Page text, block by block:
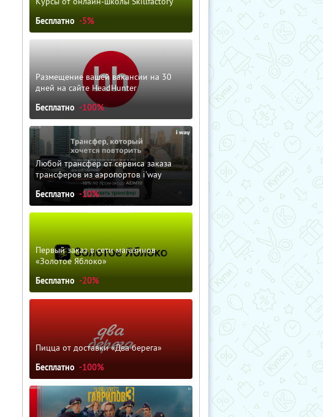
Бесплатно -5%
Размещение вашей вакансии на 30
дней на сайте HeadHunter
Бесплатно -100%
Любой трансфер от сервиса заказа
трансферов из аэропортов i'way
Бесплатно -10%
Первый заказ в сети магазинов
«Золотое Яблоко»
Бесплатно -20%
Пицца от доставки «Два берега»
Бесплатно -100%